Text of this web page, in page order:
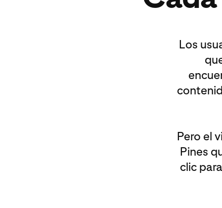
Los
Pero el
Pines
clic